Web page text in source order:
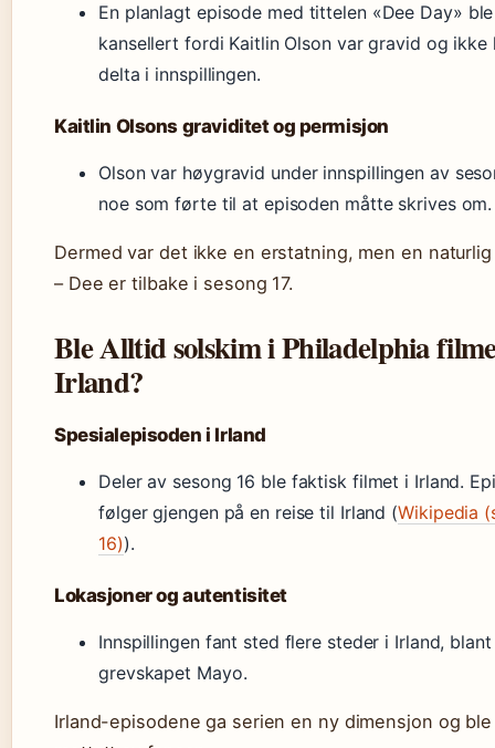
En planlagt episode med tittelen «Dee Day» ble
kansellert fordi Kaitlin Olson var gravid og ikke
delta i innspillingen.
Kaitlin Olsons graviditet og permisjon
Olson var høygravid under innspillingen av
noe som førte til at episoden måtte skrives om.
Dermed var det ikke en erstatning, men en
– Dee er tilbake i sesong 17.
Ble Alltid solskim i Philadelphia
Irland?
Spesialepisoden i Irland
Deler av sesong 16 ble faktisk filmet i Irland.
følger gjengen på en reise til Irland (Wikipedia
16)).
Lokasjoner og autentisitet
Innspillingen fant sted flere steder i Irland,
grevskapet Mayo.
Irland-episodene ga serien en ny dimensjon og